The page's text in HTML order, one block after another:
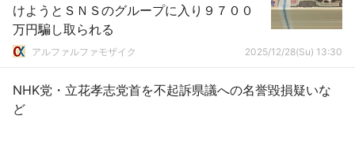
けようとＳＮＳのグループに入り９７００
万円騙し取られる
アルファルファモザイク 2025/12/28(Su) 13:30
NHK党・立花孝志党首を不起訴県議への名誉毀損疑いな
ど